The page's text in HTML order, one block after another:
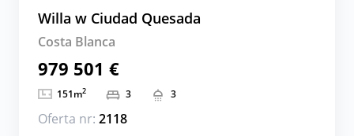
Willa w Ciudad Quesada
Costa Blanca
979 501 €
151m2 3 3
Oferta nr: 2118